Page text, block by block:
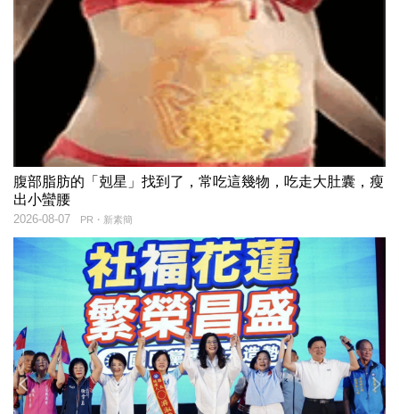
腹部脂肪的「剋星」找到了，常吃這幾物，吃走大肚囊，瘦
出小蠻腰
PR・新素簡
2026-08-07